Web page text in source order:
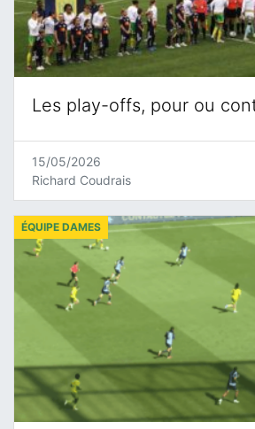
Les play-offs, pour ou
15/05/2026
Richard Coudrais
ÉQUIPE DAMES